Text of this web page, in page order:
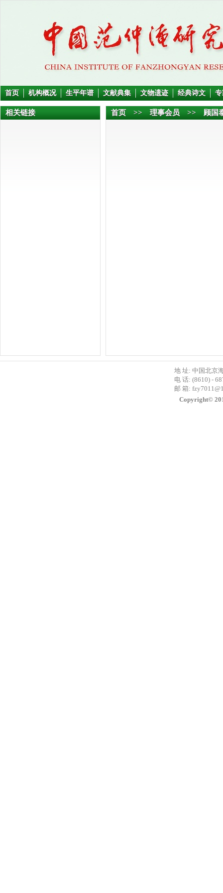
首页 机构概况 生平年谱 文献典集 文物遗迹 经典诗文
相关链接 首页 >> 理事会员 >> 顾国
地 址: 中国北京
电 话: (8610) -
邮 箱:
Copyright©